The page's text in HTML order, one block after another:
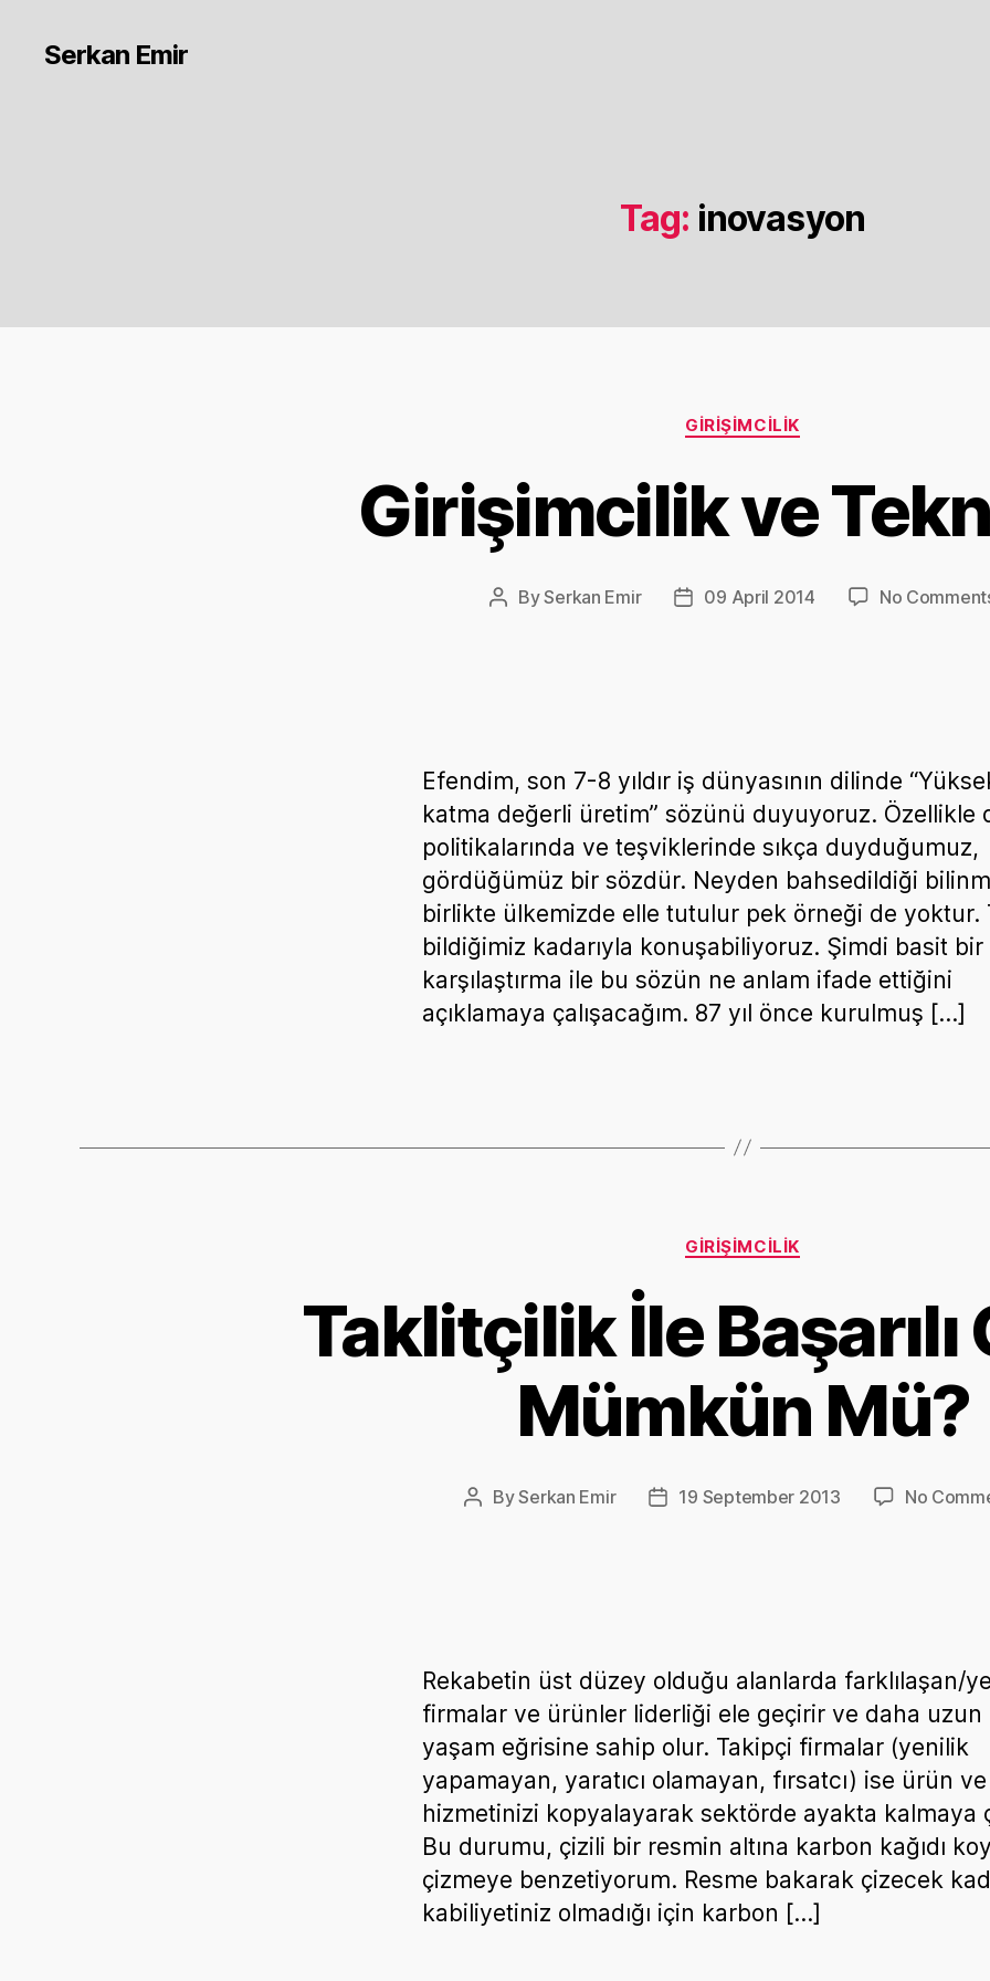
Serkan Emir
Tag: inovasyon
Categories
GIRIŞIMCILIK
Girişimcilik ve
PostBySerkan Emir
Post09 April 2014 No
Efendim, son 7-8 yıldır iş dünyasının dilinde
katma değerli üretim” sözünü duyuyoruz. Özellikle
politikalarında ve teşviklerinde sıkça duyduğumuz,
gördüğümüz bir sözdür. Neyden bahsedildiği
birlikte ülkemizde elle tutulur pek örneği de yoktur.
bildiğimiz kadarıyla konuşabiliyoruz. Şimdi basit bir
karşılaştırma ile bu sözün ne anlam ifade ettiğini
açıklamaya çalışacağım. 87 yıl önce kurulmuş […]
Categories
GIRIŞIMCILIK
Taklitçilik İle Başarılı
Mümkün Mü?
PostBySerkan Emir
Post19 September 2013 No
Rekabetin üst düzey olduğu alanlarda farklılaşan/
firmalar ve ürünler liderliği ele geçirir ve daha uzun
yaşam eğrisine sahip olur. Takipçi firmalar (yenilik
yapamayan, yaratıcı olamayan, fırsatcı) ise ürün ve
hizmetinizi kopyalayarak sektörde ayakta kalmaya
Bu durumu, çizili bir resmin altına karbon kağıdı
çizmeye benzetiyorum. Resme bakarak çizecek
kabiliyetiniz olmadığı için karbon […]